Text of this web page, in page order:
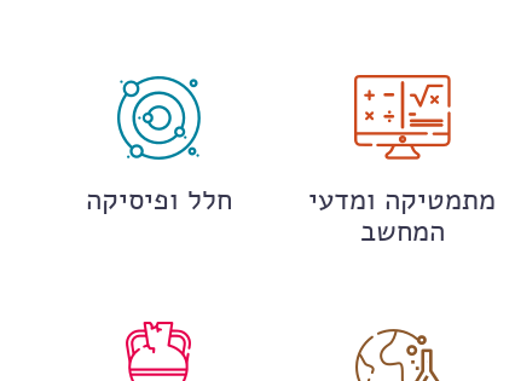
מתמטיקה ומדעי
המחשב
חלל ופיסיקה